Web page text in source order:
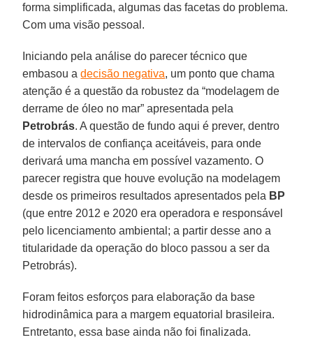
forma simplificada, algumas das facetas do problema.
Com uma visão pessoal.
Iniciando pela análise do parecer técnico que
embasou adecisão negativa, um ponto que chama
atenção é a questão da robustez da “modelagem de
derrame de óleo no mar” apresentada pela
Petrobrás. A questão de fundo aqui é prever, dentro
de intervalos de confiança aceitáveis, para onde
derivará uma mancha em possível vazamento. O
parecer registra que houve evolução na modelagem
desde os primeiros resultados apresentados pela BP
(que entre 2012 e 2020 era operadora e responsável
pelo licenciamento ambiental; a partir desse ano a
titularidade da operação do bloco passou a ser da
Petrobrás).
Foram feitos esforços para elaboração da base
hidrodinâmica para a margem equatorial brasileira.
Entretanto, essa base ainda não foi finalizada.